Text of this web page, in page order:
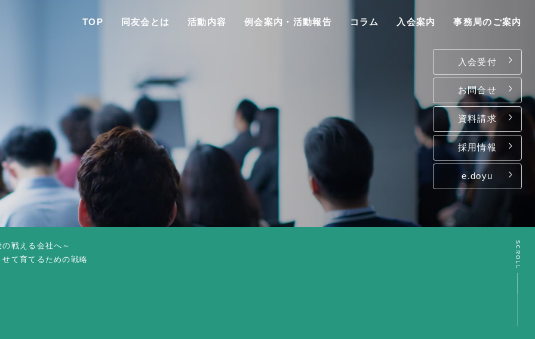
TOP 同友会とは 活動内容 例会案内・活動報告 コラム 入会案内 事務局のご案内
入会受付
お問合せ
資料請求
採用情報
e.doyu
TOP
同友会とは
SCROLL
戦える会社へ～
て育てるための戦略